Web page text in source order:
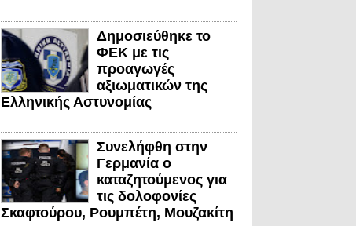
Δημοσιεύθηκε το
ΦΕΚ με τις
προαγωγές
αξιωματικών της
Ελληνικής Αστυνομίας
Συνελήφθη στην
Γερμανία ο
καταζητούμενος για
τις δολοφονίες
Σκαφτούρου, Ρουμπέτη, Μουζακίτη